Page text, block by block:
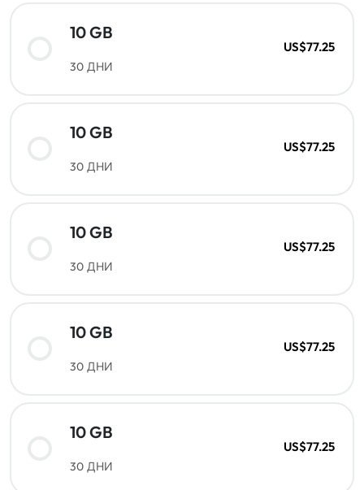
10 GB
30 ДНИ
US$77.25
10 GB
30 ДНИ
US$77.25
10 GB
30 ДНИ
US$77.25
10 GB
30 ДНИ
US$77.25
10 GB
30 ДНИ
US$77.25